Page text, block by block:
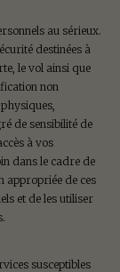
au sérieux.
destinées à
le vol ainsi que
non
de sensibilité de
à vos
dans le cadre de
appropriée de ces
et de les utiliser
susceptibles